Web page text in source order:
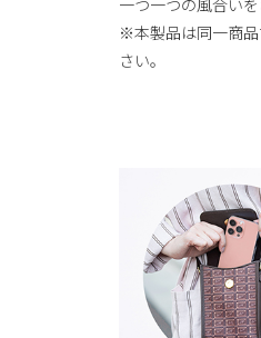
※本製品は同一商
さい。